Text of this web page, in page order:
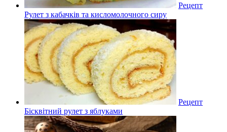
Рецепт
Рулет з кабачків та кисломолочного сиру
Рецепт
Бісквітний рулет з яблуками